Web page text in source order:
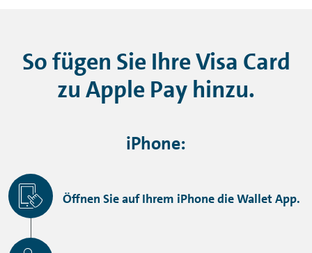
So fügen Sie Ihre Visa Card
zu Apple Pay hinzu.
iPhone:
Öffnen Sie auf Ihrem iPhone die Wallet App.